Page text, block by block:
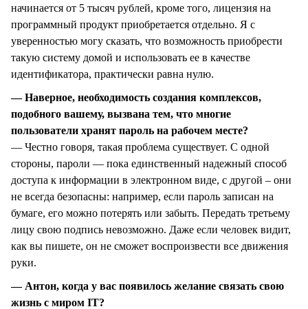
начинается от 5 тысяч рублей, кроме того, лицензия на
программный продукт приобретается отдельно. Я с
уверенностью могу сказать, что возможность приобрести
такую систему домой и использовать ее в качестве
идентификатора, практически равна нулю.
— Наверное, необходимость создания комплексов,
подобного вашему, вызвана тем, что многие
пользователи хранят пароль на рабочем месте?
— Честно говоря, такая проблема существует. С одной
стороны, пароли — пока единственный надежный способ
доступа к информации в электронном виде, с другой – они
не всегда безопасны: например, если пароль записан на
бумаге, его можно потерять или забыть. Передать третьему
лицу свою подпись невозможно. Даже если человек видит,
как вы пишете, он не сможет воспроизвести все движения
руки.
— Антон, когда у вас появилось желание связать свою
жизнь с миром IT?